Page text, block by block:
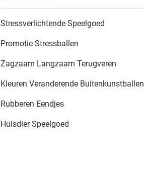
Stressverlichtende Speelgoed
Promotie Stressballen
Zagzaam Langzaam Terugveren
Kleuren Veranderende Buitenkunstballen
Rubberen Eendjes
Huisdier Speelgoed